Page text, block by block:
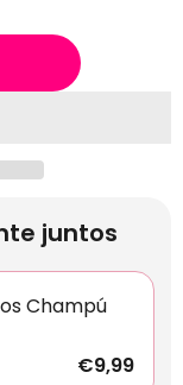
juntos
Champú
€9,99